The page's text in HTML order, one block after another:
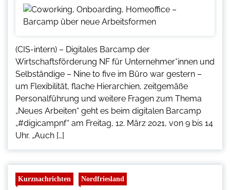
(CIS-intern) – Digitales Barcamp der
Wirtschaftsförderung NF für Unternehmer*innen und
Selbständige – Nine to five im Büro war gestern –
um Flexibilität, flache Hierarchien, zeitgemäße
Personalführung und weitere Fragen zum Thema
„Neues Arbeiten“ geht es beim digitalen Barcamp
„#digicampnf“ am Freitag, 12. März 2021, von 9 bis 14
Uhr. „Auch […]
Kurznachrichten Nordfriesland